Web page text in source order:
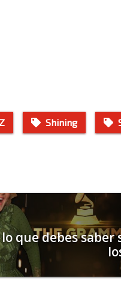
Shining
que debes saber